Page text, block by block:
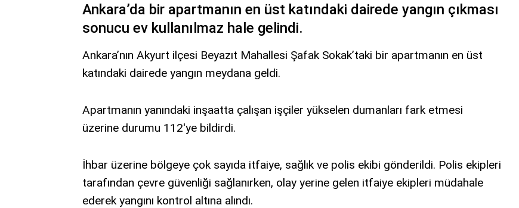
Ankara’da bir apartmanın en üst katındaki dairede yangın çıkması
sonucu ev kullanılmaz hale gelindi.
Ankara’nın Akyurt ilçesi Beyazıt Mahallesi Şafak Sokak’taki bir apartmanın en üst
katındaki dairede yangın meydana geldi.
Apartmanın yanındaki inşaatta çalışan işçiler yükselen dumanları fark etmesi
üzerine durumu 112'ye bildirdi.
İhbar üzerine bölgeye çok sayıda itfaiye, sağlık ve polis ekibi gönderildi. Polis ekipleri
tarafından çevre güvenliği sağlanırken, olay yerine gelen itfaiye ekipleri müdahale
ederek yangını kontrol altına alındı.